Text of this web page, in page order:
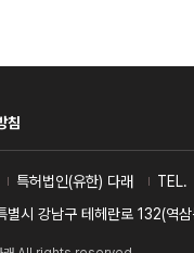
침
특허법인(유한) 다래 TEL.
시 강남구 테헤란로 132(역